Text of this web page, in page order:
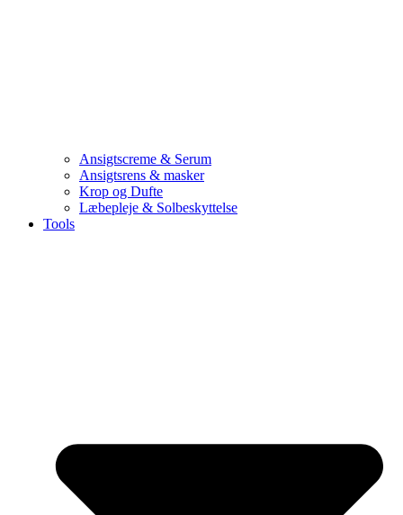
Ansigtscreme & Serum
Ansigtsrens & masker
Krop og Dufte
Læbepleje & Solbeskyttelse
Tools